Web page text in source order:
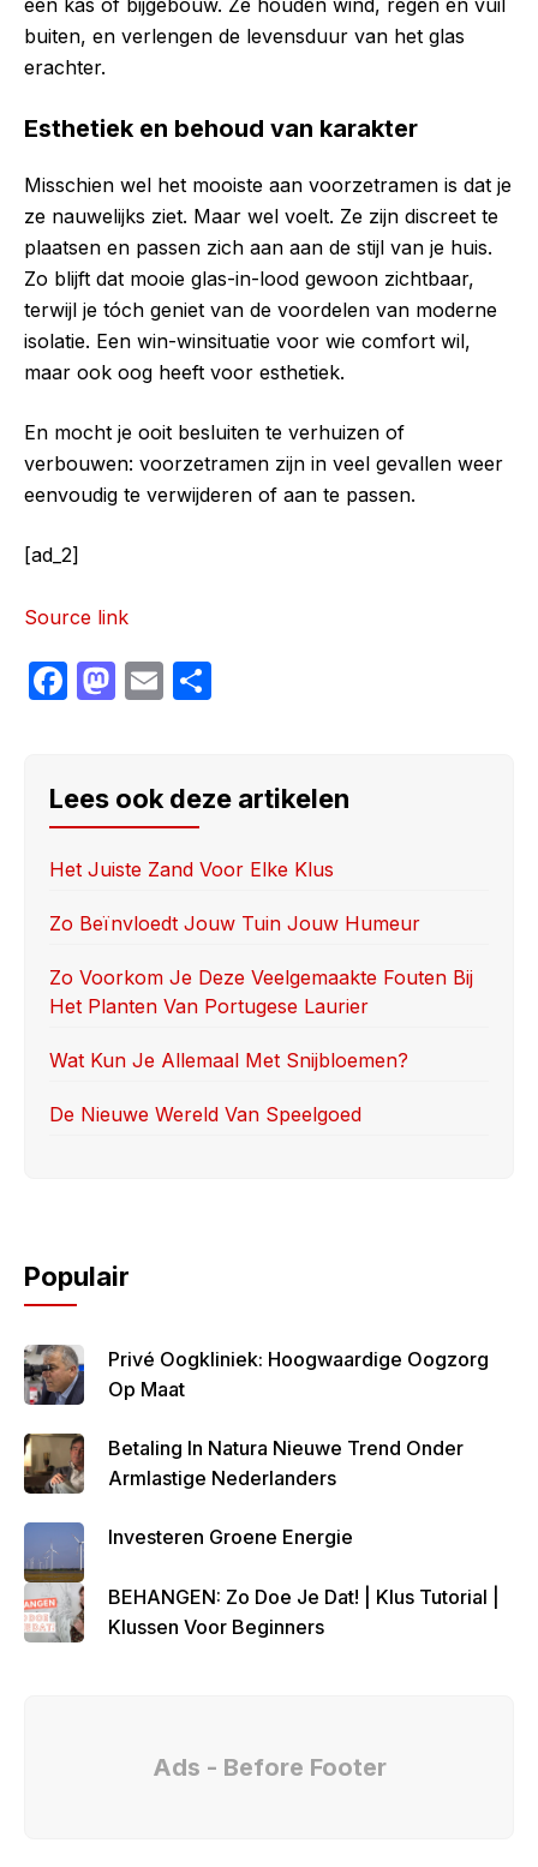
buiten, en verlengen de levensduur van het glas
erachter.
Esthetiek en behoud van karakter
Misschien wel het mooiste aan voorzetramen is dat je
ze nauwelijks ziet. Maar wel voelt. Ze zijn discreet te
plaatsen en passen zich aan aan de stijl van je huis.
Zo blijft dat mooie glas-in-lood gewoon zichtbaar,
terwijl je tóch geniet van de voordelen van moderne
isolatie. Een win-winsituatie voor wie comfort wil,
maar ook oog heeft voor esthetiek.
En mocht je ooit besluiten te verhuizen of
verbouwen: voorzetramen zijn in veel gevallen weer
eenvoudig te verwijderen of aan te passen.
[ad_2]
Source link
F
e
b
o
o
M
o
d
o
n
E
e
Lees ook deze artikelen
Het Juiste Zand Voor Elke Klus
Zo Beïnvloedt Jouw Tuin Jouw Humeur
Zo Voorkom Je Deze Veelgemaakte Fouten Bij
Het Planten Van Portugese Laurier
Wat Kun Je Allemaal Met Snijbloemen?
De Nieuwe Wereld Van Speelgoed
Populair
Privé Oogkliniek: Hoogwaardige Oogzorg
Op Maat
Betaling In Natura Nieuwe Trend Onder
Armlastige Nederlanders
Investeren Groene Energie
BEHANGEN: Zo Doe Je Dat! | Klus Tutorial |
Klussen Voor Beginners
Ads - Before Footer